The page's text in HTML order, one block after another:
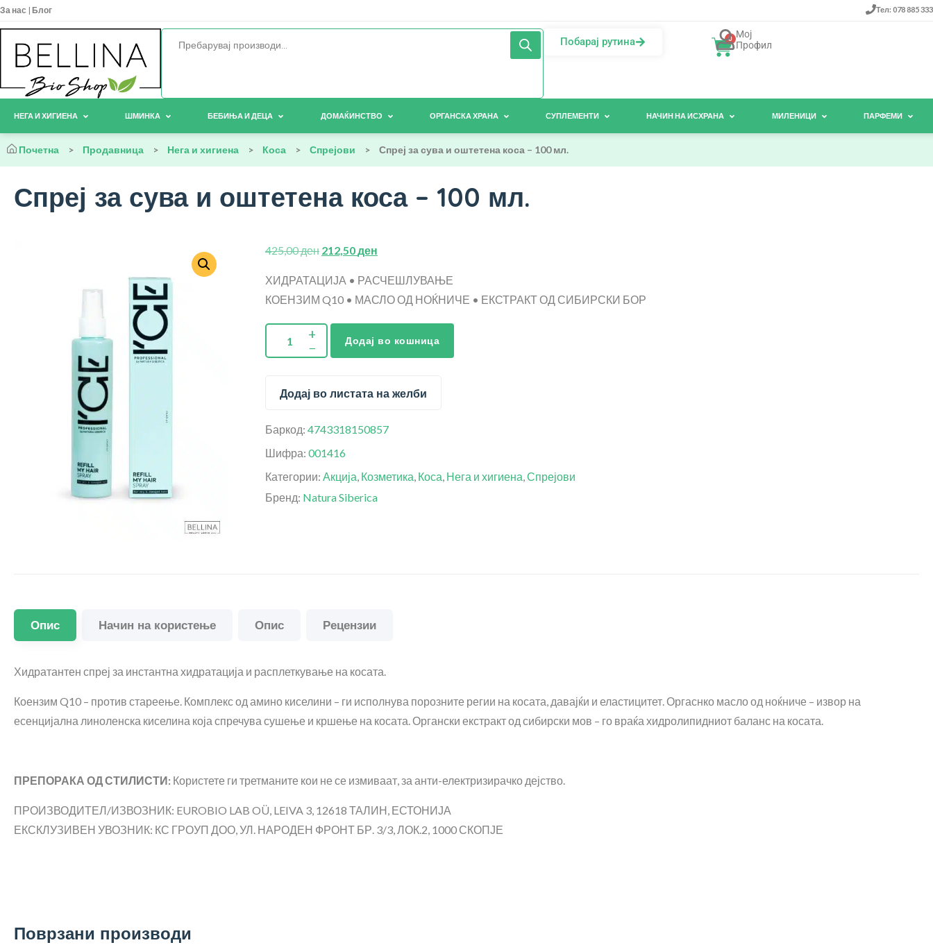
За нас | Блог Тел: 078 885 333
Побарај рутина 0 Мој
Профил
НЕГА И ХИГИЕНА ШМИНКА БЕБИЊА И ДЕЦА ДОМАЌИНСТВО ОРГАНСКА ХРАНА СУПЛЕМЕНТИ НАЧИН НА ИСХРАНА МИЛЕНИЦИ ПАРФЕМИ
Почетна > Продавница > Нега и хигиена > Коса > Спрејови > Спреј за сува и оштетена коса – 100 мл.
Спреј за сува и оштетена коса – 100 мл.
425,00ден 212,50ден
ХИДРАТАЦИЈА • РАСЧЕШЛУВАЊЕ
КОЕНЗИМ Q10 • МАСЛО ОД НОЌНИЧЕ • ЕКСТРАКТ ОД СИБИРСКИ БОР
Додај во кошница
Додај во листата на желби
Баркод: 4743318150857
Шифра: 001416
Категории: Акција, Козметика, Коса, Нега и хигиена,Спрејови
Бренд: Natura Siberica
Опис Начин на користење Опис Рецензии
Хидратантен спреј за инстантна хидратација и расплеткување на косата.
Коензим Q10 – против стареење. Комплекс од амино киселини – ги исполнува порозните регии на косата, давајќи и еластицитет. Оргаснко масло од ноќниче – извор на
есенцијална линоленска киселина која спречува сушење и кршење на косата. Органски екстракт од сибирски мов – го враќа хидролипидниот баланс на косата.
ПРЕПОРАКА ОД СТИЛИСТИ: Користете ги третманите кои не се измиваат, за анти-електризирачко дејство.
ПРОИЗВОДИТЕЛ/ИЗВОЗНИК: EUROBIO LAB OÜ, LEIVA 3, 12618 ТАЛИН, ЕСТОНИЈА
ЕКСКЛУЗИВЕН УВОЗНИК: КС ГРОУП ДОО, УЛ. НАРОДЕН ФРОНТ БР. 3/3, ЛОК.2, 1000 СКОПЈЕ
Поврзани производи